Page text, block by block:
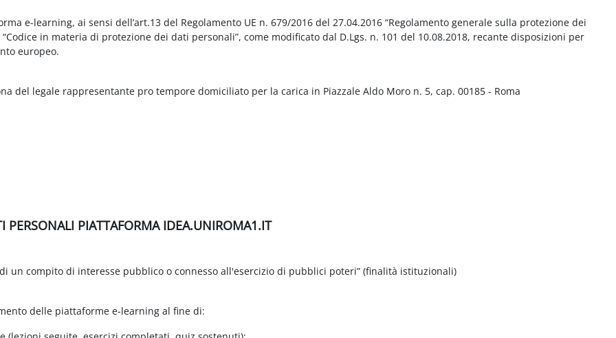
e-learning, ai sensi dell’art.13 del Regolamento UE n. 679/2016 del 27.04.2016 “Regolamento generale sulla protezione dei
“Codice in materia di protezione dei dati personali”, come modificato dal D.Lgs. n. 101 del 10.08.2018, recante disposizioni per
europeo.
del legale rappresentante pro tempore domiciliato per la carica in Piazzale Aldo Moro n. 5, cap. 00185 - Roma
PERSONALI PIATTAFORMA IDEA.UNIROMA1.IT
un compito di interesse pubblico o connesso all'esercizio di pubblici poteri” (finalità istituzionali)
delle piattaforme e-learning al fine di: